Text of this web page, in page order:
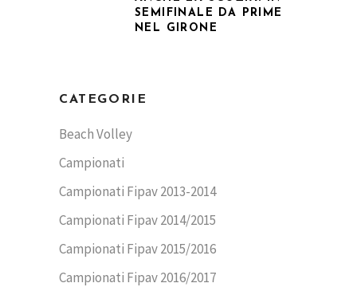
SEMIFINALE DA PRIME
NEL GIRONE
CATEGORIE
Beach Volley
Campionati
Campionati Fipav 2013-2014
Campionati Fipav 2014/2015
Campionati Fipav 2015/2016
Campionati Fipav 2016/2017